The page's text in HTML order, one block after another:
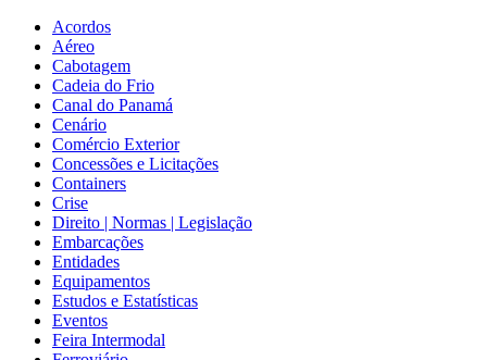
Acordos
Aéreo
Cabotagem
Cadeia do Frio
Canal do Panamá
Cenário
Comércio Exterior
Concessões e Licitações
Containers
Crise
Direito | Normas | Legislação
Embarcações
Entidades
Equipamentos
Estudos e Estatísticas
Eventos
Feira Intermodal